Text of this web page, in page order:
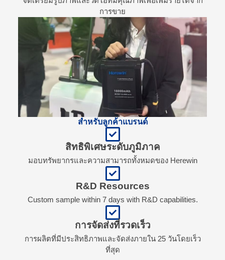
การขาย
สำหรับลูกค้าแบรนด์
สิทธิพิเศษระดับภูมิภาค
มอบทรัพยากรและความสามารถทั้งหมดของ Herewin
R&D Resources
Custom sample within 7 days with R&D capabilities.
การจัดส่งที่รวดเร็ว
การผลิตที่มีประสิทธิภาพและจัดส่งภายใน 25 วันโดยเร็ว
ที่สุด